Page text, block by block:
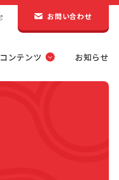
お問い合わせ
コンテンツ お知らせ